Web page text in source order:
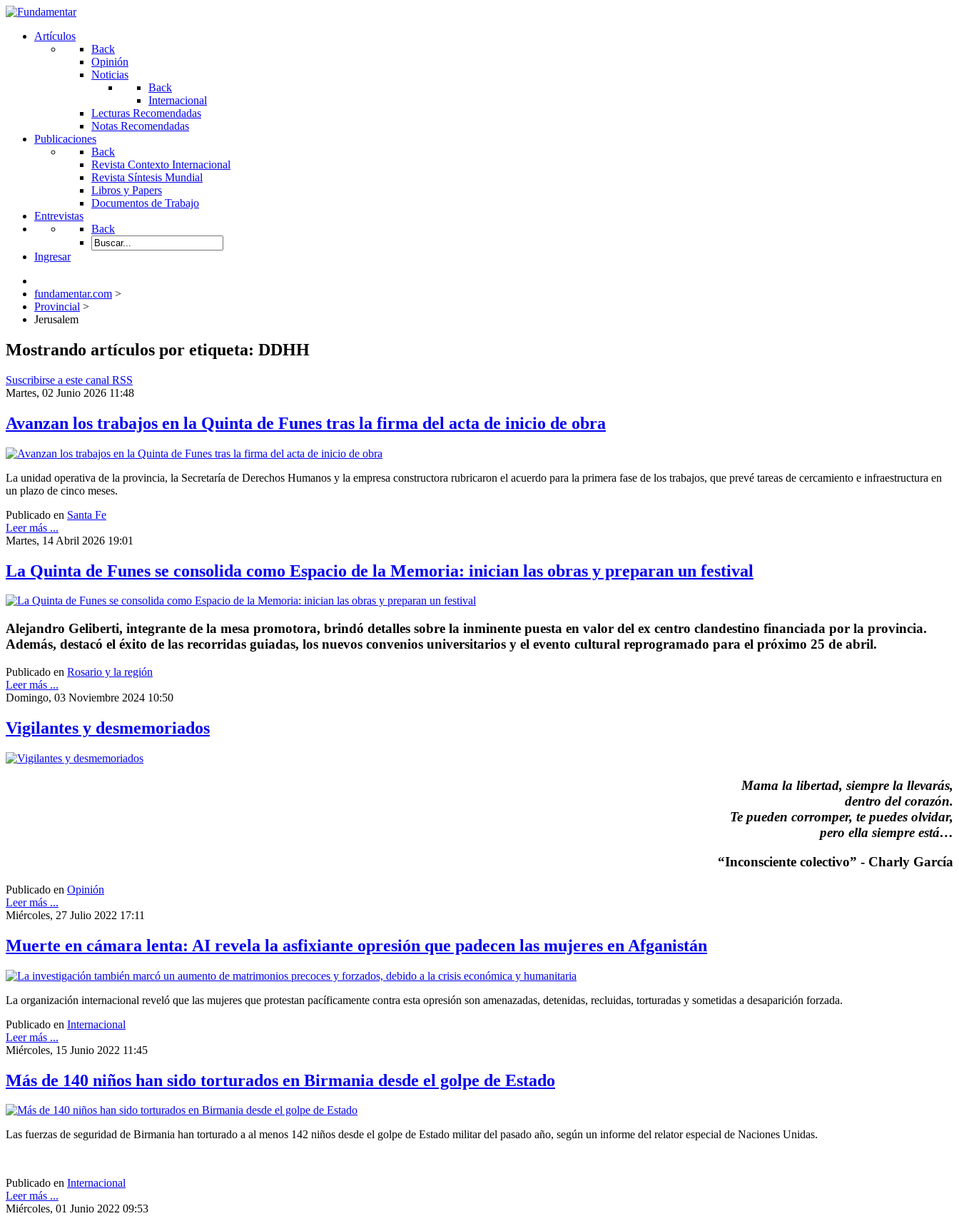
Artículos
Back
Opinión
Noticias
Back
Internacional
Lecturas Recomendadas
Notas Recomendadas
Publicaciones
Back
Revista Contexto Internacional
Revista Síntesis Mundial
Libros y Papers
Documentos de Trabajo
Entrevistas
Back
Ingresar
fundamentar.com >
Provincial >
Jerusalem
Mostrando artículos por etiqueta: DDHH
Suscribirse a este canal RSS
Martes, 02 Junio 2026 11:48
Avanzan los trabajos en la Quinta de Funes tras la firma del acta de inicio de obra
La unidad operativa de la provincia, la Secretaría de Derechos Humanos y la empresa constructora rubricaron el acuerdo para la primera fase de los trabajos, que prevé tareas de cercamiento e infraestructura en
un plazo de cinco meses.
Publicado en Santa Fe
Leer más ...
Martes, 14 Abril 2026 19:01
La Quinta de Funes se consolida como Espacio de la Memoria: inician las obras y preparan un festival
Alejandro Geliberti, integrante de la mesa promotora, brindó detalles sobre la inminente puesta en valor del ex centro clandestino financiada por la provincia.
Además, destacó el éxito de las recorridas guiadas, los nuevos convenios universitarios y el evento cultural reprogramado para el próximo 25 de abril.
Publicado en Rosario y la región
Leer más ...
Domingo, 03 Noviembre 2024 10:50
Vigilantes y desmemoriados
Mama la libertad, siempre la llevarás,
dentro del corazón.
Te pueden corromper, te puedes olvidar,
pero ella siempre está…
“Inconsciente colectivo” - Charly García
Publicado en Opinión
Leer más ...
Miércoles, 27 Julio 2022 17:11
Muerte en cámara lenta: AI revela la asfixiante opresión que padecen las mujeres en Afganistán
La organización internacional reveló que las mujeres que protestan pacíficamente contra esta opresión son amenazadas, detenidas, recluidas, torturadas y sometidas a desaparición forzada.
Publicado en Internacional
Leer más ...
Miércoles, 15 Junio 2022 11:45
Más de 140 niños han sido torturados en Birmania desde el golpe de Estado
Las fuerzas de seguridad de Birmania han torturado a al menos 142 niños desde el golpe de Estado militar del pasado año, según un informe del relator especial de Naciones Unidas.
Publicado en Internacional
Leer más ...
Miércoles, 01 Junio 2022 09:53